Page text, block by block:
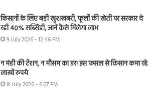
किसानों के लिए बड़ी खुशखबरी, फूलों की खेती पर सरकार दे
रही 40% सब्सिडी, जानें कैसे मिलेगा लाभ
9 July 2026 - 12:46 PM
न मंडी की टेंशन, न मौसम का डर! इस फसल से किसान कमा रहे
लाखों रुपये
8 July 2026 - 6:07 PM